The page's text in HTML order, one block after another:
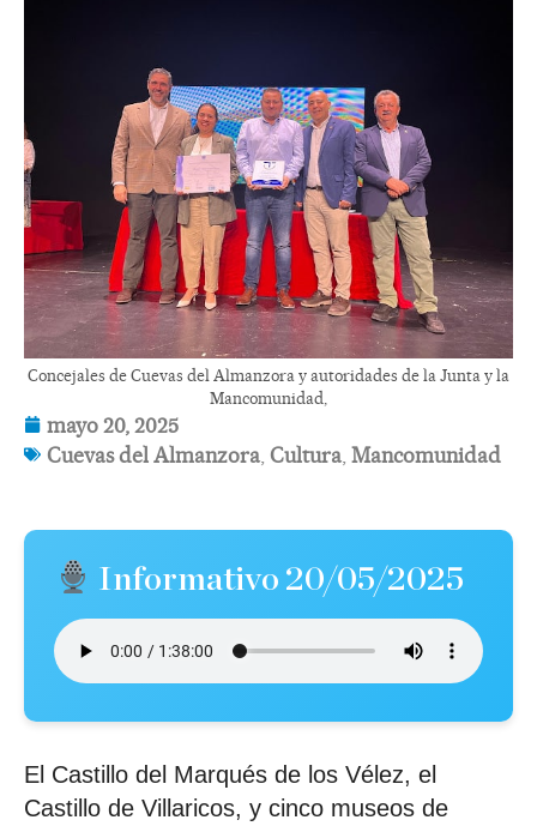
Concejales de Cuevas del Almanzora y autoridades de la Junta y la
Mancomunidad,
mayo 20, 2025
Cuevas del Almanzora Cultura Mancomunidad
Informativo 20/05/2025
El Castillo del Marqués de los Vélez, el
Castillo de Villaricos, y cinco museos de